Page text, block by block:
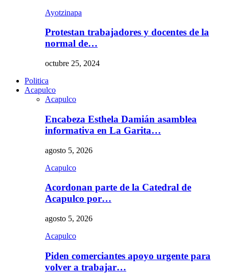
Ayotzinapa
Protestan trabajadores y docentes de la
normal de…
octubre 25, 2024
Politica
Acapulco
Acapulco
Encabeza Esthela Damián asamblea
informativa en La Garita…
agosto 5, 2026
Acapulco
Acordonan parte de la Catedral de
Acapulco por…
agosto 5, 2026
Acapulco
Piden comerciantes apoyo urgente para
volver a trabajar…